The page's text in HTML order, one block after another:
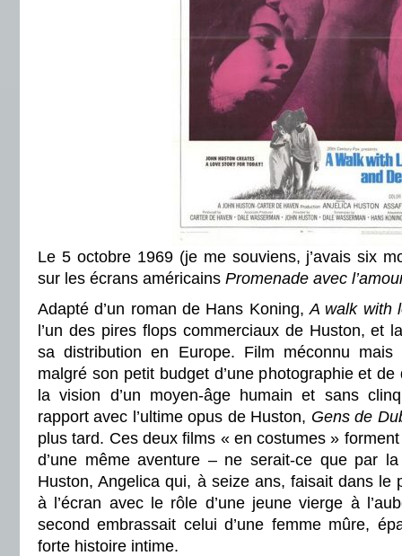
Le 5 octobre 1969 (je me souviens, j’avais six
sur les écrans américains Promenade avec
Adapté d’un roman de Hans Koning,A walk with
l’un des pires flops commerciaux de Huston, et
sa distribution en Europe. Film méconnu mais
malgré son petit budget d’une photographie et
la vision d’un moyen-âge humain et sans
rapport avec l’ultime opus de Huston, Gens de
plus tard. Ces deux films « en costumes »
d’une même aventure – ne serait-ce que par
Huston, Angelica qui, à seize ans, faisait dans le
à l’écran avec le rôle d’une jeune vierge à
second embrassait celui d’une femme mûre,
forte histoire intime.